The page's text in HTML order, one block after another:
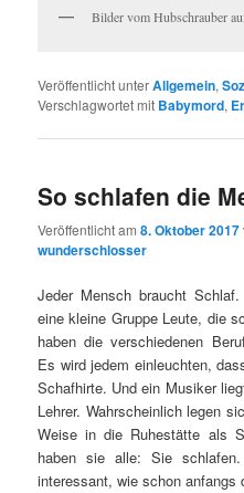
Bilder vom Hubschrauber
Veröffentlicht unterAllgemein,
Verschlagwortet mit Babymord,
So schlafen die
Veröffentlicht am8. Oktober 2017
wunderschlosser
Jeder Mensch braucht
eine kleine Gruppe Leute, die
haben die verschiedenen
Es wird jedem einleuchten,
Schafhirte. Und ein Musiker
Lehrer. Wahrscheinlich legen
Weise in die Ruhestätte als
haben sie alle: Sie
interessant, wie schon anfangs